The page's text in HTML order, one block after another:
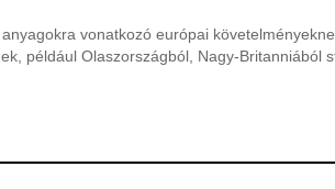
vonatkozó európai
például Olaszországból, Nagy-